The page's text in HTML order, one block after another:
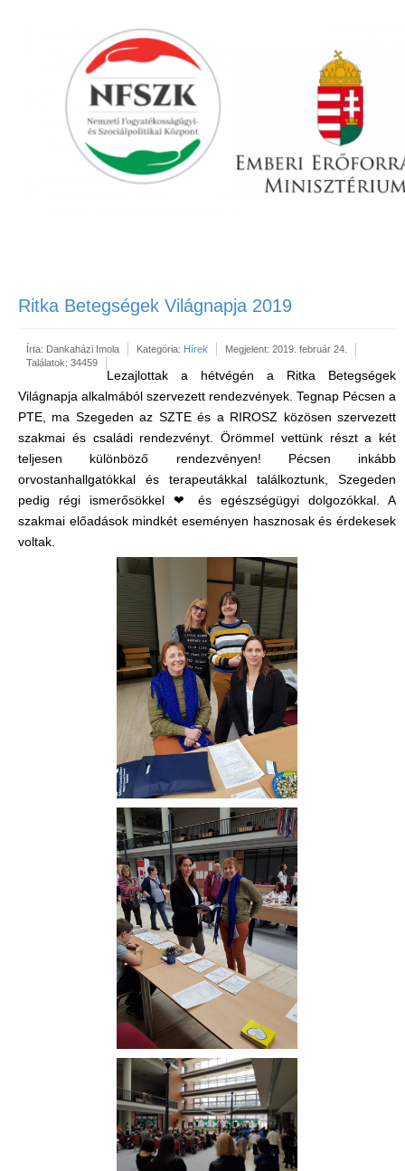
Ritka Betegségek Világnapja 2019
Írta: Dankaházi Imola Kategória: Hírek
Megjelent: 2019. február 24.
Találatok: 34459
Lezajlottak a hétvégén a Ritka Betegségek
Világnapja alkalmából szervezett rendezvények. Tegnap Pécsen a
PTE, ma Szegeden az SZTE és a RIROSZ közösen szervezett
szakmai és családi rendezvényt. Örömmel vettünk részt a két
teljesen különböző rendezvényen! Pécsen inkább
orvostanhallgatókkal és terapeutákkal találkoztunk, Szegeden
pedig régi ismerősökkel ❤ és egészségügyi dolgozókkal. A
szakmai előadások mindkét eseményen hasznosak és érdekesek
voltak.